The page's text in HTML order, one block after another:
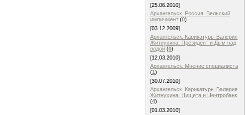
[25.06.2010]
Архангельск. Россия. Вельский
импичмент (0)
[03.12.2009]
Архангельск. Карикатуры Валерия
Житнухина. Президент и Дым над
водой (0)
[12.03.2010]
Архангельск. Мнение специалиста
(1)
[30.07.2010]
Архангельск. Карикатуры Валерия
Житнухина. Нищета и Центробанк
(4)
[01.03.2010]